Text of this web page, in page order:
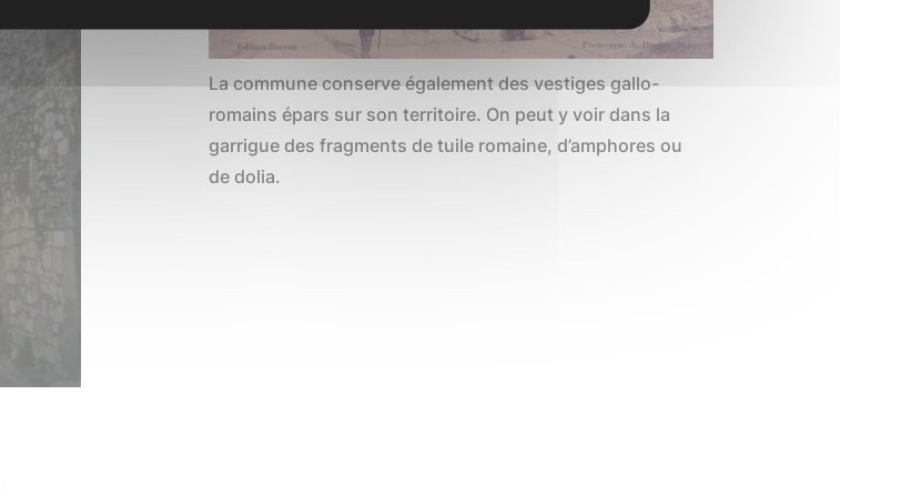
La commune conserve également des vestiges gallo-
romains épars sur son territoire. On peut y voir dans la
garrigue des fragments de tuile romaine, d’amphores ou
de dolia.